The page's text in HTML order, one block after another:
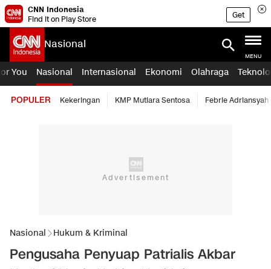
CNN Indonesia
Find it on Play Store
Get
Nasional
MENU
You Nasional Internasional Ekonomi Olahraga
POPULER Kekeringan KMP Mutiara Sentosa Febrie Adriansyah
Nasional Hukum & Kriminal
Pengusaha Penyuap Patrialis Akbar